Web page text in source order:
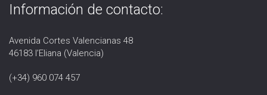
Información de contacto:
Avenida Cortes Valencianas 48
46183 l’Eliana (Valencia)
(+34) 960 074 457